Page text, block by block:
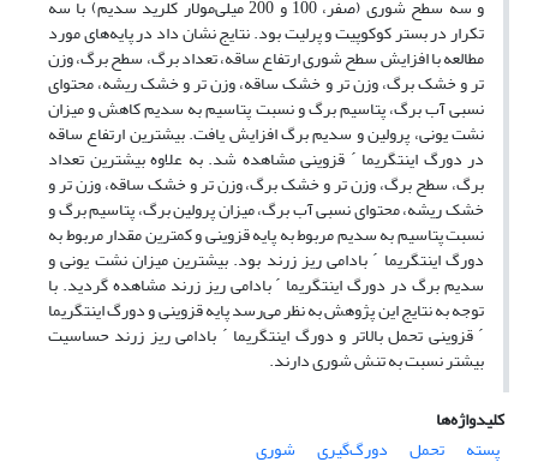
و سه سطح شوری (صفر، 100 و 200 میلی‌مولار کلرید سدیم) با سه
تکرار در بستر کوکوپیت و پرلیت بود. نتایج نشان داد در پایه‌های مورد
مطالعه با افزایش سطح شوری ارتفاع ساقه، تعداد برگ، سطح برگ، وزن
تر و خشک برگ، وزن تر و خشک ساقه، وزن تر و خشک ریشه، محتوای
نسبی آب برگ، پتاسیم برگ و نسبت پتاسیم به سدیم کاهش و میزان
نشت یونی، پرولین و سدیم برگ افزایش یافت. بیشترین ارتفاع ساقه
در دورگ اینتگریما ´ قزوینی مشاهده شد. به علاوه بیشترین تعداد
برگ، سطح برگ، وزن تر و خشک برگ، وزن تر و خشک ساقه، وزن تر و
خشک ریشه، محتوای نسبی آب برگ، میزان پرولین برگ، پتاسیم برگ و
نسبت پتاسیم به سدیم مربوط به پایه قزوینی و کمترین مقدار مربوط به
دورگ اینتگریما ´ بادامی ریز زرند بود. بیشترین میزان نشت یونی و
سدیم برگ در دورگ اینتگریما ´ بادامی ریز زرند مشاهده گردید. با
توجه به نتایج این پژوهش به نظر می‌رسد پایه‌ قزوینی و دورگ اینتگریما
´ قزوینی تحمل بالاتر و دورگ اینتگریما ´ بادامی ریز زرند حساسیت
بیشتر نسبت به تنش شوری دارند.
کلیدواژه‌ها
پسته
تحمل دورگ‌گیری شوری